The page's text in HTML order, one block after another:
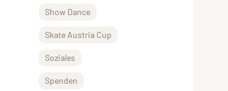
Show Dance
Skate Austria Cup
Soziales
Spenden